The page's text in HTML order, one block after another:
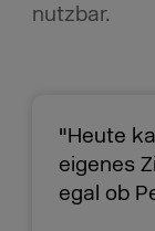
nutzbar.
"Heute
eigenes
egal ob